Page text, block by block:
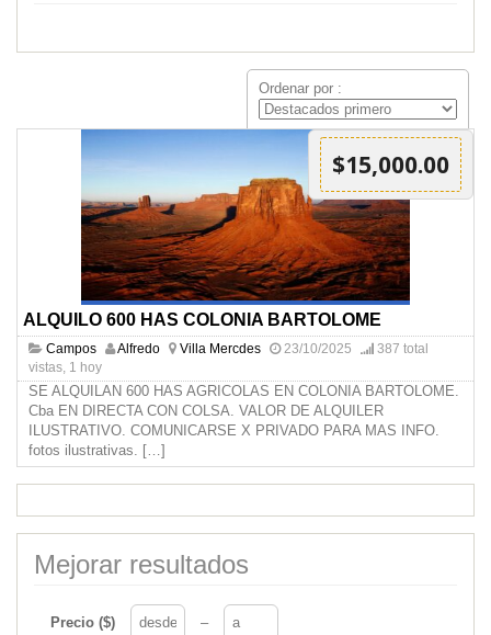
Ordenar por :
$15,000.00
ALQUILO 600 HAS COLONIA BARTOLOME
Campos Alfredo Villa Mercdes 23/10/2025
387 total
vistas, 1 hoy
SE ALQUILAN 600 HAS AGRICOLAS EN COLONIA BARTOLOME.
Cba EN DIRECTA CON COLSA. VALOR DE ALQUILER
ILUSTRATIVO. COMUNICARSE X PRIVADO PARA MAS INFO.
fotos ilustrativas. […]
Mejorar resultados
Precio ($) –